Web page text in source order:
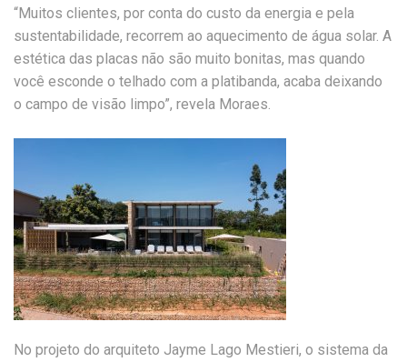
“Muitos clientes, por conta do custo da energia e pela
sustentabilidade, recorrem ao aquecimento de água solar. A
estética das placas não são muito bonitas, mas quando
você esconde o telhado com a platibanda, acaba deixando
o campo de visão limpo”, revela Moraes.
No projeto do arquiteto Jayme Lago Mestieri, o sistema da